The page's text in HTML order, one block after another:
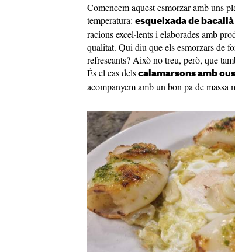
Comencem aquest esmorzar amb uns
temperatura: esqueixada de
racions excel·lents i elaborades amb
qualitat. Qui diu que els esmorzars de
refrescants? Això no treu, però, que
És el cas dels calamarsons amb
acompanyem amb un bon pa de massa